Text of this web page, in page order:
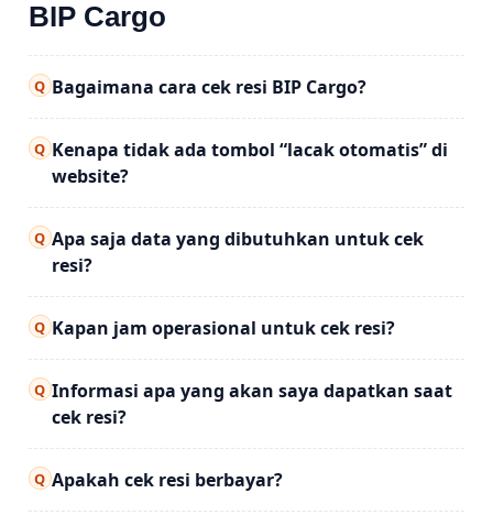
BIP Cargo
Q Bagaimana cara cek resi BIP Cargo?
Q Kenapa tidak ada tombol “lacak otomatis” di
website?
Q Apa saja data yang dibutuhkan untuk cek
resi?
Q Kapan jam operasional untuk cek resi?
Q Informasi apa yang akan saya dapatkan saat
cek resi?
Q Apakah cek resi berbayar?